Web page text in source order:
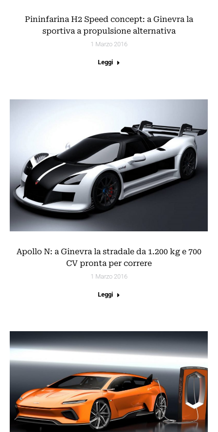
Pininfarina H2 Speed concept: a Ginevra la
sportiva a propulsione alternativa
1 Marzo 2016
Leggi
Apollo N: a Ginevra la stradale da 1.200 kg e 700
CV pronta per correre
1 Marzo 2016
Leggi